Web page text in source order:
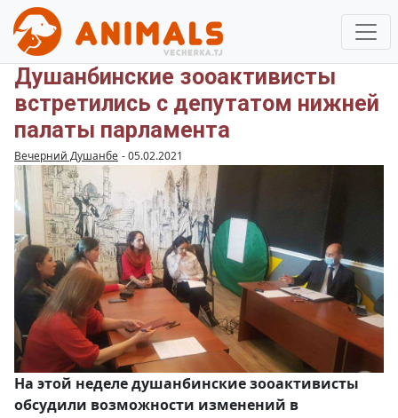
Душанбинские зооактивисты
встретились с депутатом нижней
палаты парламента
Вечерний Душанбе -05.02.2021
На этой неделе душанбинские зооактивисты
обсудили возможности изменений в